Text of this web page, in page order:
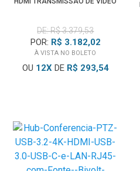
DE: R$ 3.379,53
POR: R$ 3.182,02
À VISTA NO BOLETO
OU 12XDE R$ 293,54